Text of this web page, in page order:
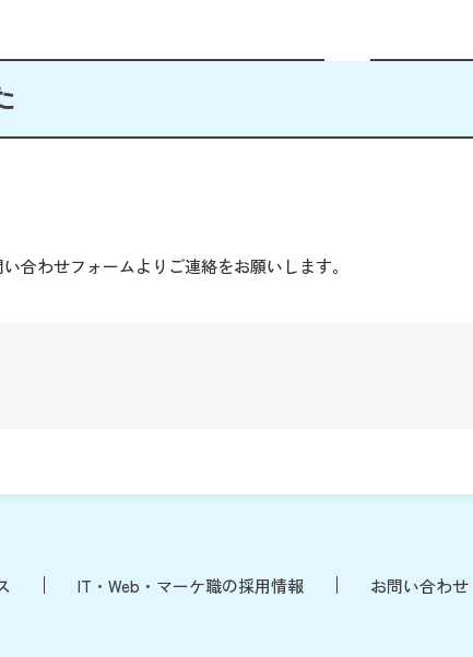
合わせフォームよりご連絡をお願いします。
IT・Web・マーケ職の採用情報 お問い合わせ